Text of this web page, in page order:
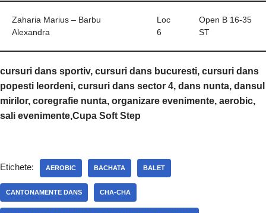
Zaharia Marius – Barbu
Alexandra
Loc
6
Open B 16-35
ST
cursuri dans sportiv, cursuri dans bucuresti, cursuri dans
popesti leordeni, cursuri dans sector 4, dans nunta, dansul
mirilor, coregrafie nunta, organizare evenimente, aerobic,
sali evenimente,Cupa Soft Step
Etichete: AEROBIC BACHATA BALET
CANTONAMENTE DANS CHA-CHA